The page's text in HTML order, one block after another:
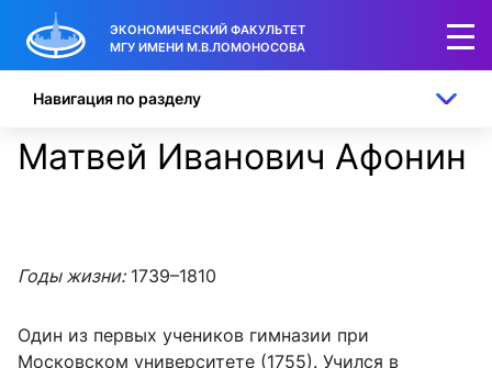
ЭКОНОМИЧЕСКИЙ ФАКУЛЬТЕТ
МГУ ИМЕНИ М.В.ЛОМОНОСОВА
Матвей Иванович Афонин
Навигация по разделу
Годы жизни:1739–1810
Один из первых учеников гимназии при
Московском университете (1755). Учился в